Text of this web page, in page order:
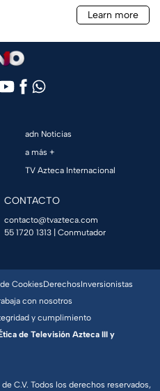
adn Noticias
a más +
TV Azteca Internacional
CONTACTO
contacto@tvazteca.com
55 1720 1313 | Conmutador
C.V. Todos los derechos reservados,
CookiesDerechosInversionistas
con nosotros
y cumplimiento
de Televisión Azteca III y